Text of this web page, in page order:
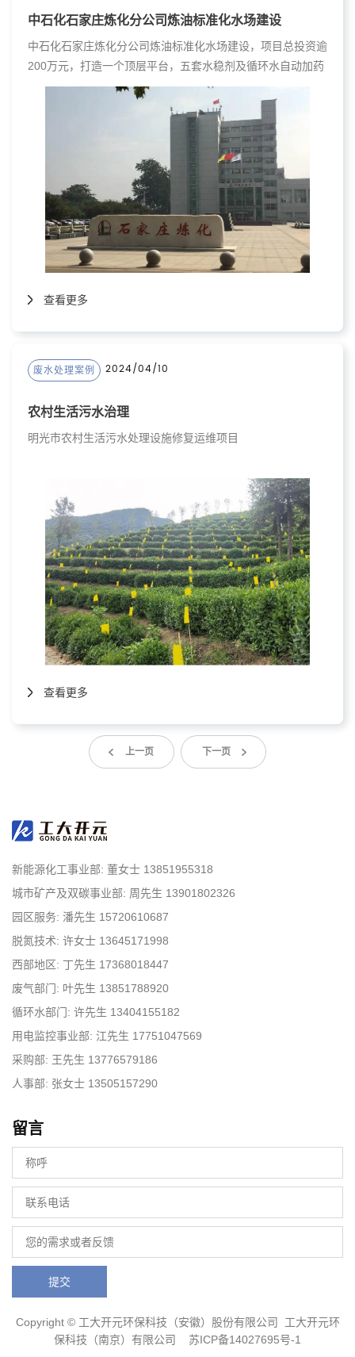
中石化石家庄炼化分公司炼油标准化水场建设
中石化石家庄炼化分公司炼油标准化水场建设，项目总投资逾
200万元，打造一个顶层平台，五套水稳剂及循环水自动加药
系统的智慧化和标准化水场。
查看更多
废水处理案例 2024/04/10
农村生活污水治理
明光市农村生活污水处理设施修复运维项目
查看更多
上一页 下一页
新能源化工事业部: 董女士 13851955318
城市矿产及双碳事业部: 周先生 13901802326
园区服务: 潘先生 15720610687
脱氮技术: 许女士 13645171998
西部地区: 丁先生 17368018447
废气部门: 叶先生 13851788920
循环水部门: 许先生 13404155182
用电监控事业部: 江先生 17751047569
采购部: 王先生 13776579186
人事部: 张女士 13505157290
留言
提交
Copyright © 工大开元环保科技（安徽）股份有限公司 工大开元环
保科技（南京）有限公司 苏ICP备14027695号-1